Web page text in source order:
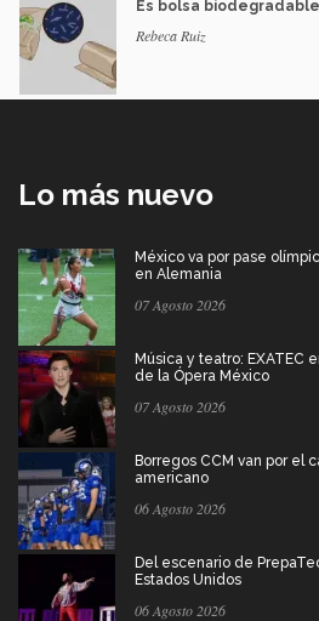
Es bolsa
Rebeca Ruiz
Lo más nuevo
México va por pase
en Alemania
07 Agosto 2026
Música y teatro: EXATEC
de la Ópera México
07 Agosto 2026
Borregos CCM van por el
americano
06 Agosto 2026
Del escenario de
Estados Unidos
06 Agosto 2026